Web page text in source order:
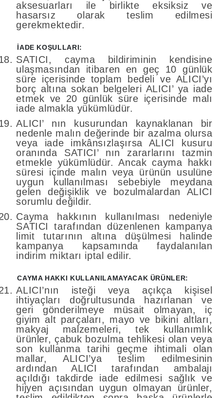
aksesuarları ile birlikte eksiksiz ve
hasarsız olarak teslim edilmesi
gerekmektedir.
İADE KOŞULLARI:
SATICI, cayma bildiriminin kendisine
ulaşmasından itibaren en geç 10 günlük
süre içerisinde toplam bedeli ve ALICI’yı
borç altına sokan belgeleri ALICI’ ya iade
etmek ve 20 günlük süre içerisinde malı
iade almakla yükümlüdür.
ALICI’ nın kusurundan kaynaklanan bir
nedenle malın değerinde bir azalma olursa
veya iade imkânsızlaşırsa ALICI kusuru
oranında SATICI’ nın zararlarını tazmin
etmekle yükümlüdür. Ancak cayma hakkı
süresi içinde malın veya ürünün usulüne
uygun kullanılması sebebiyle meydana
gelen değişiklik ve bozulmalardan ALICI
sorumlu değildir.
Cayma hakkının kullanılması nedeniyle
SATICI tarafından düzenlenen kampanya
limit tutarının altına düşülmesi halinde
kampanya kapsamında faydalanılan
indirim miktarı iptal edilir.
CAYMA HAKKI KULLANILAMAYACAK ÜRÜNLER:
ALICI’nın isteği veya açıkça kişisel
ihtiyaçları doğrultusunda hazırlanan ve
geri gönderilmeye müsait olmayan, iç
giyim alt parçaları, mayo ve bikini altları,
makyaj malzemeleri, tek kullanımlık
ürünler, çabuk bozulma tehlikesi olan veya
son kullanma tarihi geçme ihtimali olan
mallar, ALICI’ya teslim edilmesinin
ardından ALICI tarafından ambalajı
açıldığı takdirde iade edilmesi sağlık ve
hijyen açısından uygun olmayan ürünler,